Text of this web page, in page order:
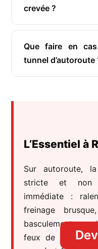
crevée ?
Que faire en
tunnel d’autoroute
L’Essentiel à
Sur autoroute,
stricte et non
immédiate :
freinage
basculement vers
feux de détresse